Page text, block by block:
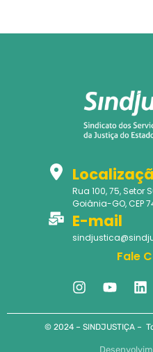
Rua 100, 75, Setor
Goiânia-GO, CEP
E-mail
Fale
© 2024 – SINDJUSTIÇA –